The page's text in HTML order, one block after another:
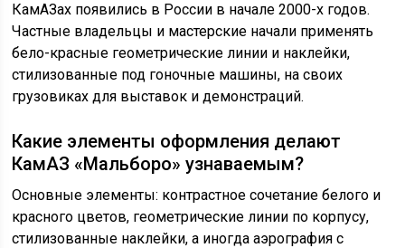
КамАЗах появились в России в начале 2000-х годов.
Частные владельцы и мастерские начали применять
бело-красные геометрические линии и наклейки,
стилизованные под гоночные машины, на своих
грузовиках для выставок и демонстраций.
Какие элементы оформления делают
КамАЗ «Мальборо» узнаваемым?
Основные элементы: контрастное сочетание белого и
красного цветов, геометрические линии по корпусу,
стилизованные наклейки, а иногда аэрография с